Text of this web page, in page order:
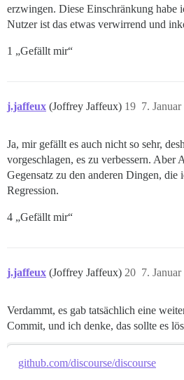
erzwingen. Diese Einschränkung habe
Nutzer ist das etwas verwirrend und
1 „Gefällt mir“
j.jaffeux (Joffrey Jaffeux) 7.
19
Ja, mir gefällt es auch nicht so sehr,
vorgeschlagen, es zu verbessern. Aber
Gegensatz zu den anderen Dingen, die
Regression.
4 „Gefällt mir“
j.jaffeux (Joffrey Jaffeux) 7.
20
Verdammt, es gab tatsächlich eine
Commit, und ich denke, das sollte es
github.com/discourse/discourse